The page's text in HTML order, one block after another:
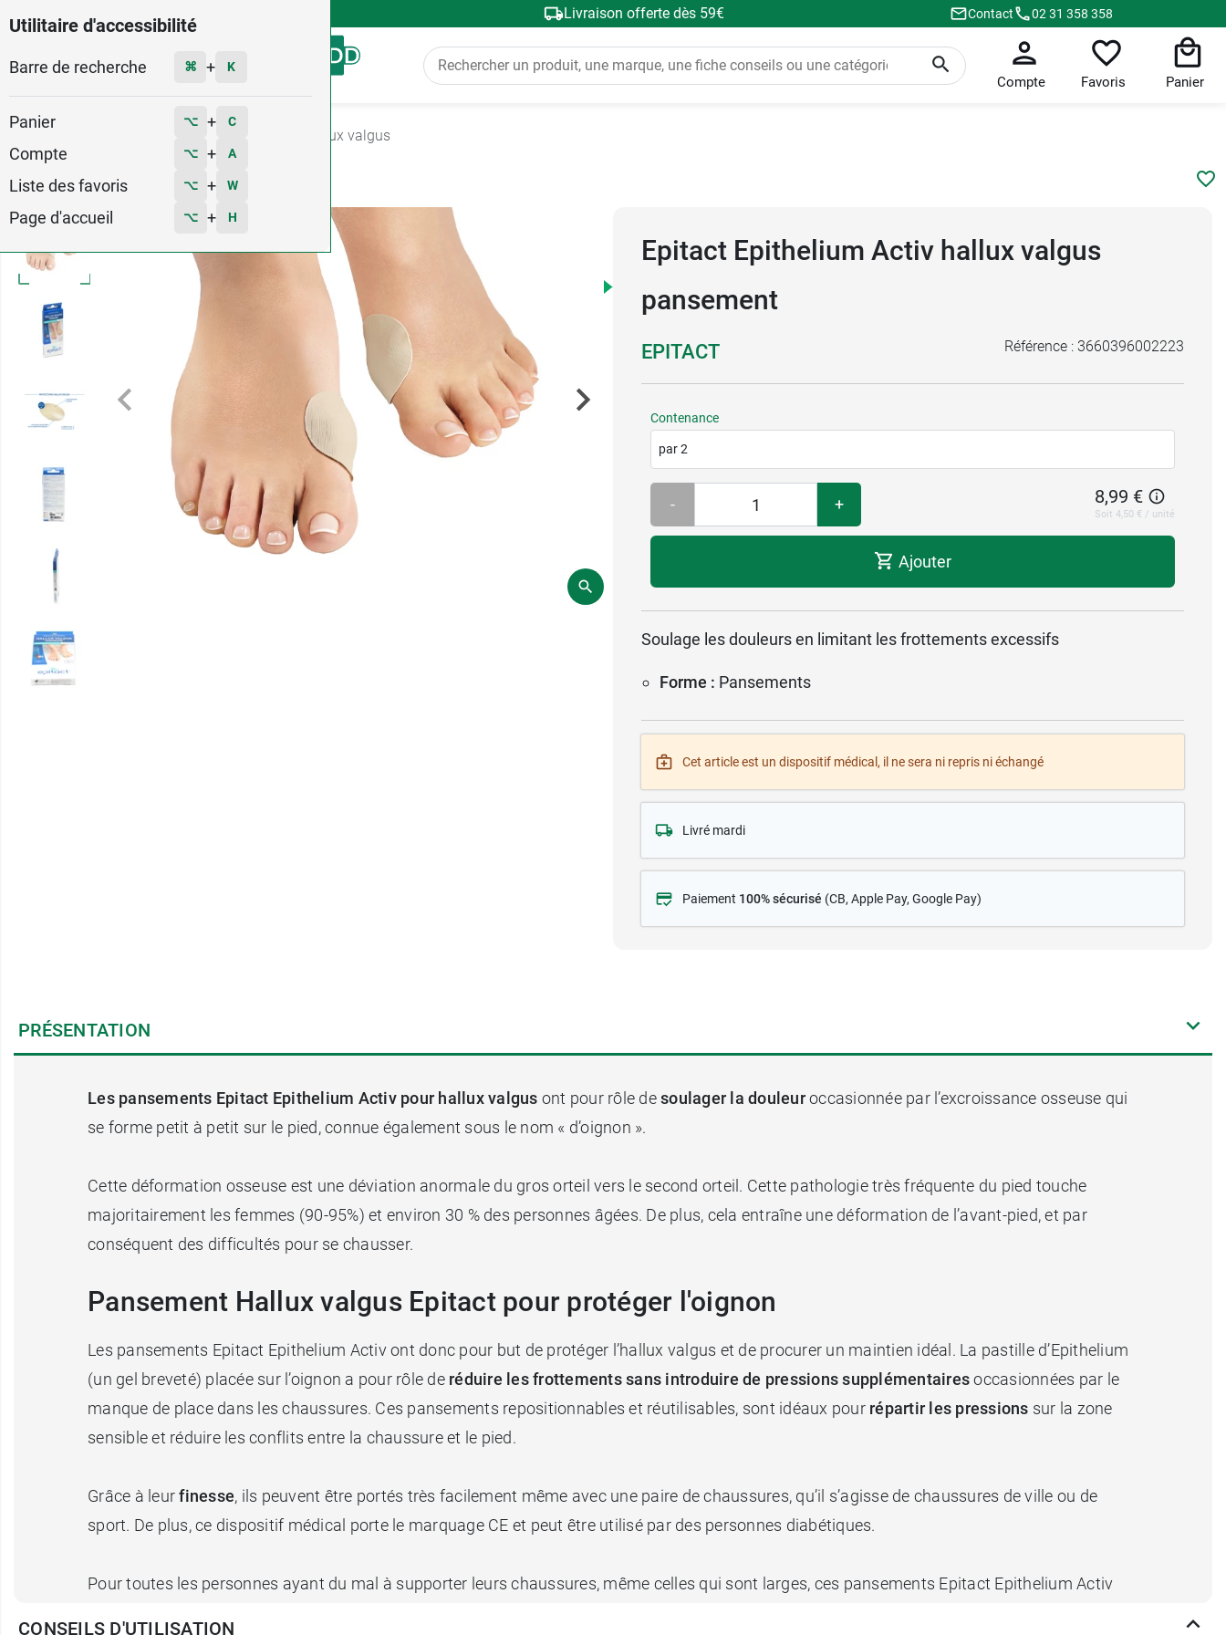
Utilitaire d'accessibilité
Barre de recherche ⌘ + K
Panier ⌥ + C
Compte ⌥ + A
Liste des favoris ⌥ + W
Page d'accueil ⌥ + H
Livraison offerte dès 59€ Contact 02 31 358 358
Menu
Compte Favoris Panier
Attelle hallux valgus
1
Epitact Epithelium Activ hallux valgus
pansement
EPITACT Référence : 3660396002223
Contenance
par 2
- + 8,99 €
Soit 4,50 € / unité
Ajouter
Soulage les douleurs en limitant les frottements excessifs
Forme : Pansements
Cet article est un dispositif médical, il ne sera ni repris ni échangé
Livré mardi
Paiement 100% sécurisé (CB, Apple Pay, Google Pay)
PRÉSENTATION
Les pansements Epitact Epithelium Activ pour hallux valgus ont pour rôle desoulager la douleuroccasionnée par l’excroissance osseuse qui
se forme petit à petit sur le pied, connue également sous le nom « d’oignon ».
Cette déformation osseuse est une déviation anormale du gros orteil vers le second orteil. Cette pathologie très fréquente du pied touche
majoritairement les femmes (90-95%) et environ 30 % des personnes âgées. De plus, cela entraîne une déformation de l’avant-pied, et par
conséquent des difficultés pour se chausser.
Pansement Hallux valgus Epitact pour protéger l'oignon
Les pansements Epitact Epithelium Activ ont donc pour but de protéger l’hallux valgus et de procurer un maintien idéal. La pastille d’Epithelium
(un gel breveté) placée sur l’oignon a pour rôle de réduire les frottements sans introduire de pressions supplémentairesoccasionnées par le
manque de place dans les chaussures. Ces pansements repositionnables et réutilisables, sont idéaux pour répartir les pressions sur la zone
sensible et réduire les conflits entre la chaussure et le pied.
Grâce à leurfinesse, ils peuvent être portés très facilement même avec une paire de chaussures, qu’il s’agisse de chaussures de ville ou de
sport. De plus, ce dispositif médical porte le marquage CE et peut être utilisé par des personnes diabétiques.
Pour toutes les personnes ayant du mal à supporter leurs chaussures, même celles qui sont larges, ces pansements Epitact Epithelium Activ
CONSEILS D'UTILISATION